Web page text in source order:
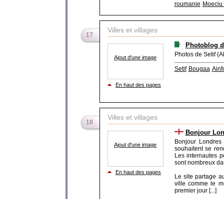
roumanie
17
Villes et villages
Ajout d'une image
En haut des pages
Photoblog
Photos de Setif
Setif Bougaa
18
Villes et villages
Ajout d'une image
En haut des pages
Bonjour
Bonjour
souhaitent se
Les internautes
sont nombreux
Le site partage
ville comme le
premier jour [...]